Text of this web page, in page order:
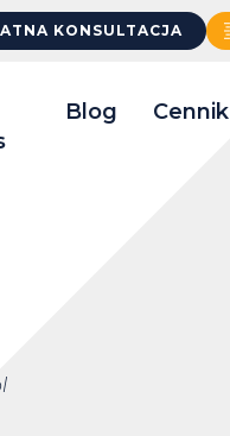
KONSULTACJA
Blog Cennik